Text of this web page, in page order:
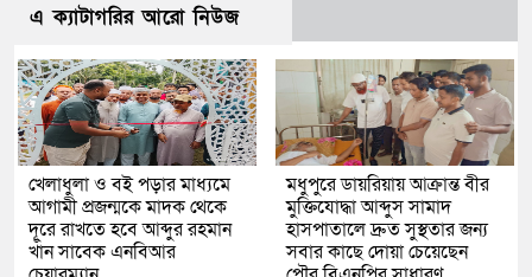
এ ক্যাটাগরির আরো নিউজ
খেলাধুলা ও বই পড়ার মাধ্যমে
আগামী প্রজন্মকে মাদক থেকে
দূরে রাখতে হবে আব্দুর রহমান
খাঁন সাবেক এনবিআর
মধুপুরে ডায়রিয়ায় আক্রান্ত বীর
মুক্তিযোদ্ধা আব্দুস সামাদ
হাসপাতালে দ্রুত সুস্থতার জন্য
সবার কাছে দোয়া চেয়েছেন